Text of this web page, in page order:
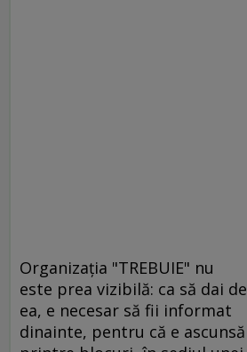
Organizaţia "TREBUIE" nu
este prea vizibilă: ca să dai de
ea, e necesar să fii informat
dinainte, pentru că e ascunsă